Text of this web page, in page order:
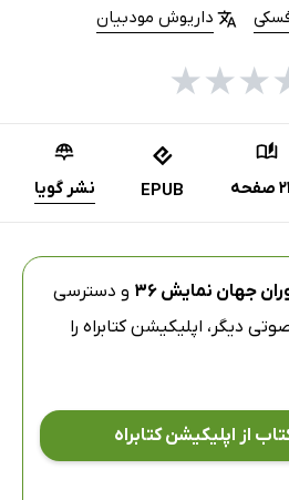
داریوش مودبیان
★
★
★
EPUB نشر گویا
جهان نمایش 36
و دسترسی
دیگر، اپلیکیشن کتابراه را
از اپلیکیشن کتابراه